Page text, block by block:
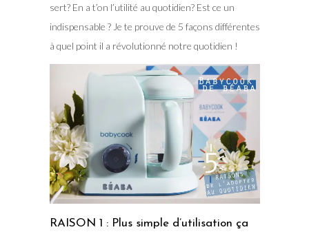
sert? En a t’on l’utilité au quotidien? Est ce un
indispensable ? Je te prouve de 5 façons différentes
à quel point il a révolutionné notre quotidien !
RAISON 1 : Plus simple d’utilisation ça